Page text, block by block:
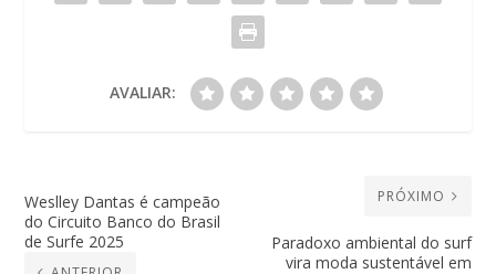
AVALIAR:
Weslley Dantas é campeão
do Circuito Banco do Brasil
de Surfe 2025
PRÓXIMO
Paradoxo ambiental do surf
vira moda sustentável em